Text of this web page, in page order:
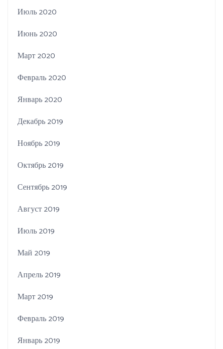
Июль 2020
Июнь 2020
Март 2020
Февраль 2020
Январь 2020
Декабрь 2019
Ноябрь 2019
Октябрь 2019
Сентябрь 2019
Август 2019
Июль 2019
Май 2019
Апрель 2019
Март 2019
Февраль 2019
Январь 2019